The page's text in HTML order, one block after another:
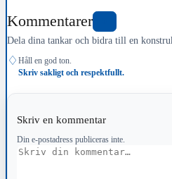
Kommentarer
Dela dina tankar och bidra till en
♢ Håll en god ton.
Skriv sakligt och respektfullt.
Skriv en kommentar
Din e-postadress publiceras inte.
Kommentar